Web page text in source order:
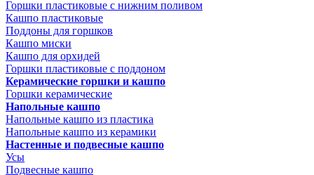
Горшки пластиковые с нижним поливом
Кашпо пластиковые
Поддоны для горшков
Кашпо миски
Кашпо для орхидей
Горшки пластиковые с поддоном
Керамические горшки и кашпо
Горшки керамические
Напольные кашпо
Напольные кашпо из пластика
Напольные кашпо из керамики
Настенные и подвесные кашпо
Усы
Подвесные кашпо